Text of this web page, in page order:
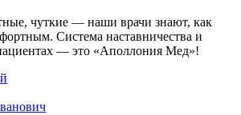
чуткие — наши врачи знают, как
Система наставничества и
— это «Аполлония Мед»!